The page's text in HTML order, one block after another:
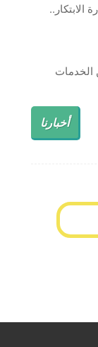
الخدمات
أخبارنا